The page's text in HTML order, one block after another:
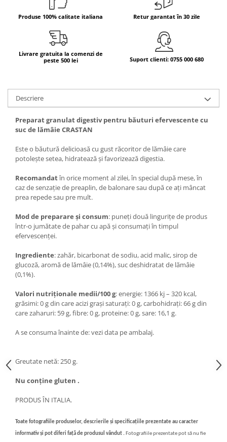
Bere italiana
Vinuri italiene
Bauturi aperitive, alcoolice
Apa italiana
Panettone cozonac italian,
Pandoro si Balocco
Produse fara gluten
Produse de patiserie
Produse 100% calitate italiana Retur garantat în 30 zile
Livrare gratuita la comenzi de
peste 500 lei
Suport clienti: 0755 000 680
Descriere
Preparat granulat digestiv pentru băuturi efervescente cu
suc de lămâie CRASTAN
Este o băutură delicioasă cu gust răcoritor de lămâie care
potolește setea, hidratează și favorizează digestia.
Recomandatîn orice moment al zilei, în special după mese, în
caz de senzație de preaplin, de balonare sau după ce ați mâncat
prea repede sau pre mult.
Mod de preparare și consum: puneți două lingurițe de produs
într-o jumătate de pahar cu apă și consumați în timpul
efervescenței.
Ingrediente: zahăr, bicarbonat de sodiu, acid malic, sirop de
glucoză, aromă de lămâie (0,14%), suc deshidratat de lămâie
(0,1%).
Valori nutriționale medii/100 g: energie: 1366 kj – 320 kcal,
grăsimi: 0 g din care acizi grași saturați: 0 g, carbohidrați: 66 g din
care zaharuri: 59 g, fibre: 0 g, proteine: 0 g, sare: 16,1 g.
A se consuma înainte de: vezi data pe ambalaj.
Greutate netă: 250 g.
Nu conține gluten .
PRODUS ÎN ITALIA.
Toate fotografiile produselor, descrierile și specificațiile prezentate au caracter
informativ și pot diferi față de produsul vândut . Fotografiile prezentate pot să nu fie